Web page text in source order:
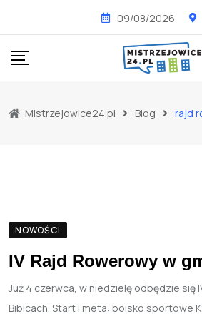
content
09/08/2026
Mistrzejowice24.pl Blog rajd
NOWOŚCI
IV Rajd Rowerowy w
Już 4 czerwca, w niedzielę odbędzie się
Bibicach. Start i meta: boisko sportowe